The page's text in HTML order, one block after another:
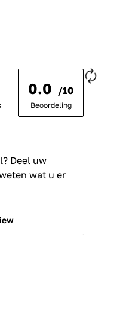
0.0 /10
Beoordeling
Deel uw
wat u er